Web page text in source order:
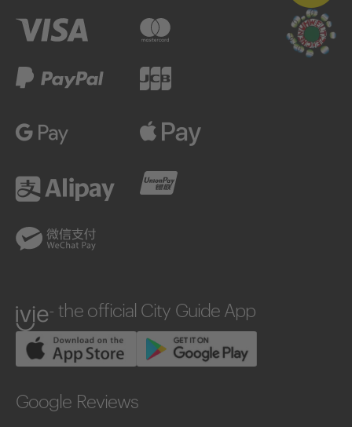
ivie - the official City Guide App
Google Reviews
Apple Pay
Alipay